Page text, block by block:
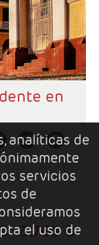
en
desde
3.763 €
analíticas de
servicios
de
el uso de